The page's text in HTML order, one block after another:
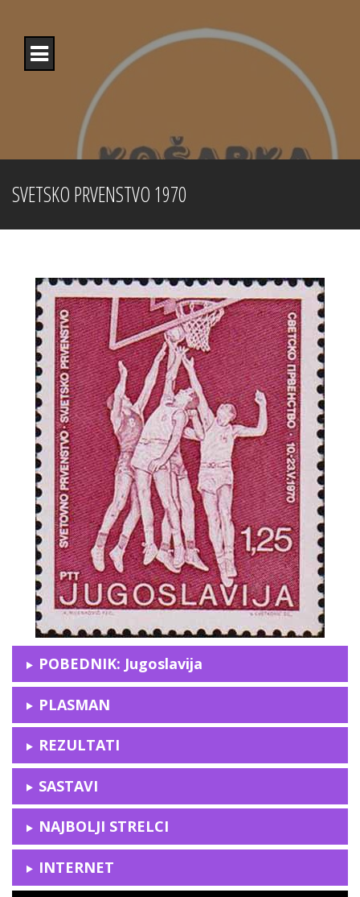
content
SVETSKO PRVENSTVO 1970
POBEDNIK: Jugoslavija
PLASMAN
REZULTATI
SASTAVI
NAJBOLJI STRELCI
INTERNET